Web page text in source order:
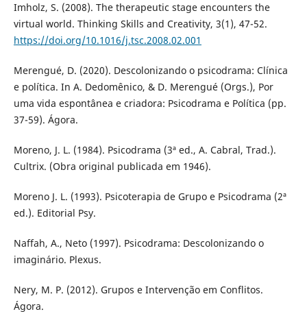
Imholz, S. (2008). The therapeutic stage encounters the
virtual world. Thinking Skills and Creativity, 3(1), 47-52.
https://doi.org/10.1016/j.tsc.2008.02.001
Merengué, D. (2020). Descolonizando o psicodrama: Clínica
e política. In A. Dedomênico, & D. Merengué (Orgs.), Por
uma vida espontânea e criadora: Psicodrama e Política (pp.
37-59). Ágora.
Moreno, J. L. (1984). Psicodrama (3ª ed., A. Cabral, Trad.).
Cultrix. (Obra original publicada em 1946).
Moreno J. L. (1993). Psicoterapia de Grupo e Psicodrama (2ª
ed.). Editorial Psy.
Naffah, A., Neto (1997). Psicodrama: Descolonizando o
imaginário. Plexus.
Nery, M. P. (2012). Grupos e Intervenção em Conflitos.
Ágora.